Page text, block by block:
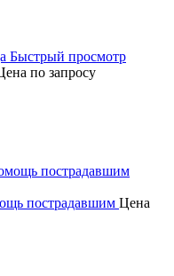
Быстрый просмотр
по запросу
пострадавшим Цена